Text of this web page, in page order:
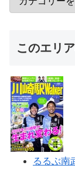
このエリ
るるぶ南